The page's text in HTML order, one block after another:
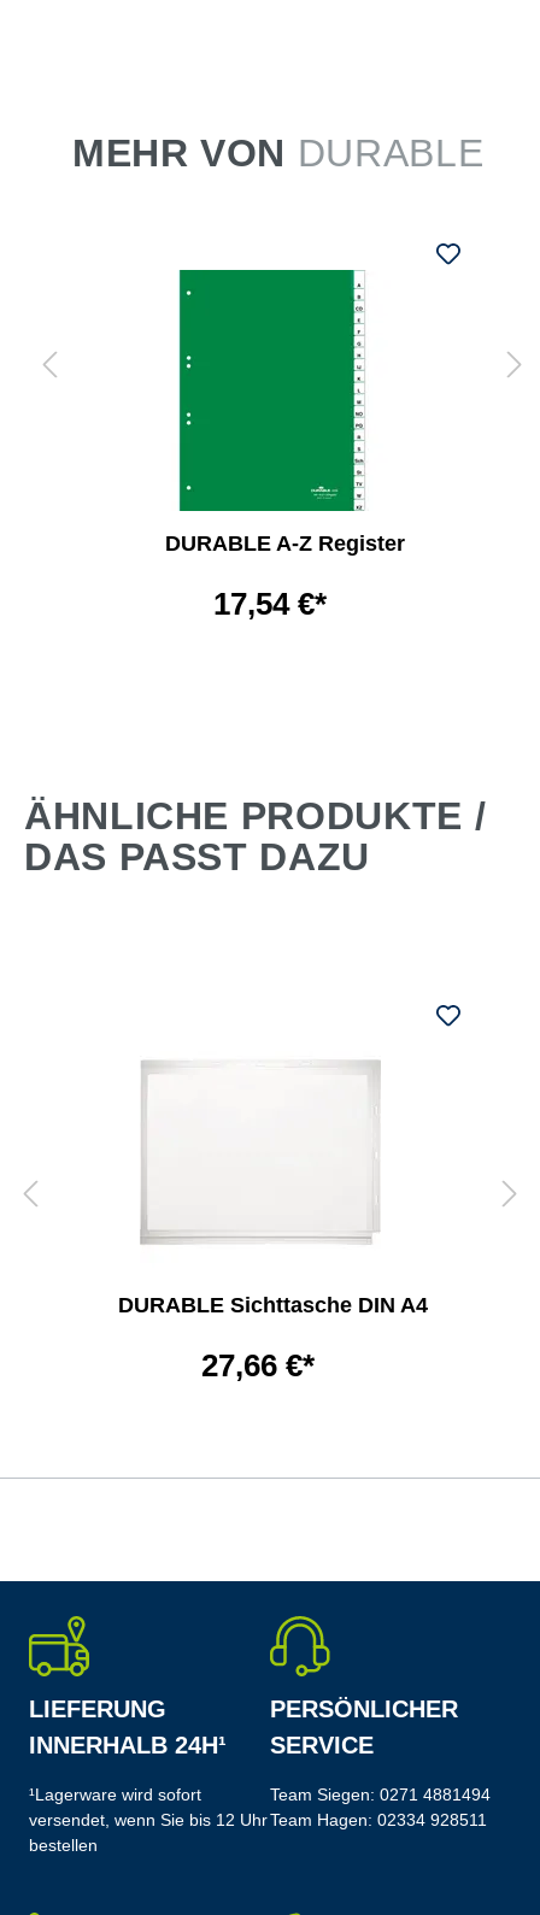
MEHR VON DURABLE
DURABLE A-Z Register
17,54 €*
ÄHNLICHE PRODUKTE /
DAS PASST DAZU
DURABLE Sichttasche DIN A4
27,66 €*
LIEFERUNG
INNERHALB 24H¹
¹Lagerware wird sofort
versendet, wenn Sie bis 12 Uhr
bestellen
PERSÖNLICHER
SERVICE
Team Siegen: 0271 4881494
Team Hagen: 02334 928511